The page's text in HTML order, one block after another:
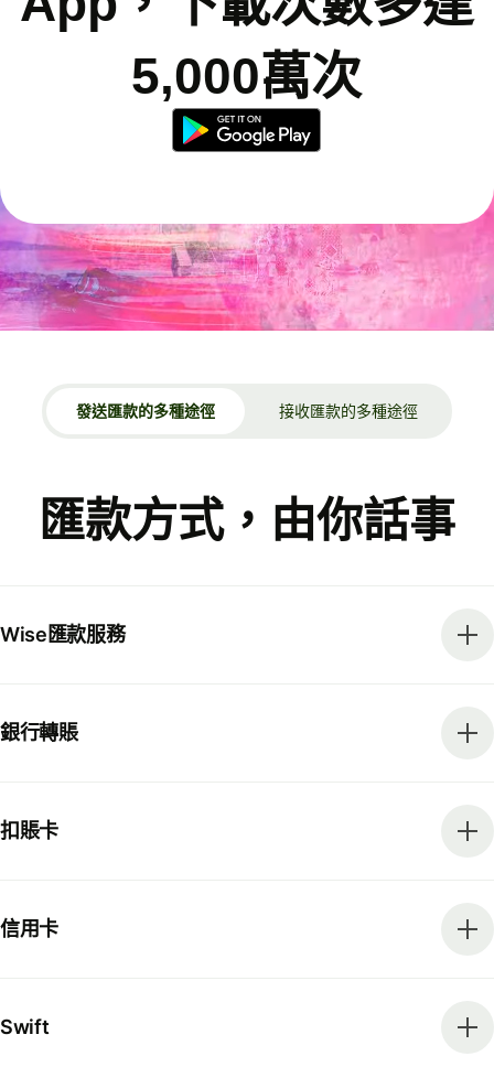
5,000萬次
發送匯款的多種途徑 接收匯款的多種途徑
匯款方式，由你話事
Wise匯款服務
銀行轉賬
扣賬卡
信用卡
Swift